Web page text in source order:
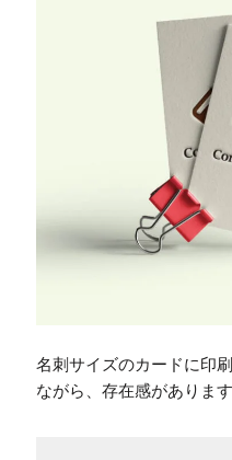
名刺サイズのカードに印
ながら、存在感があります